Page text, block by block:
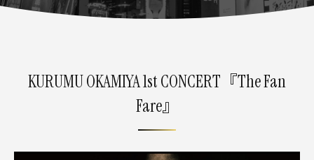
KURUMU OKAMIYA 1st CONCERT『The Fan
Fare』